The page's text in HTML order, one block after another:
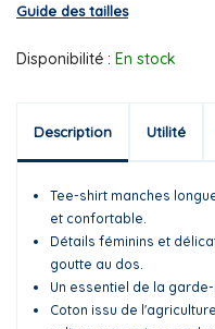
Guide des tailles
Disponibilité : En stock
Description Utilité
Tee-shirt manches
et confortable.
Détails féminins et
goutte au dos.
Un essentiel de la
Coton issu de